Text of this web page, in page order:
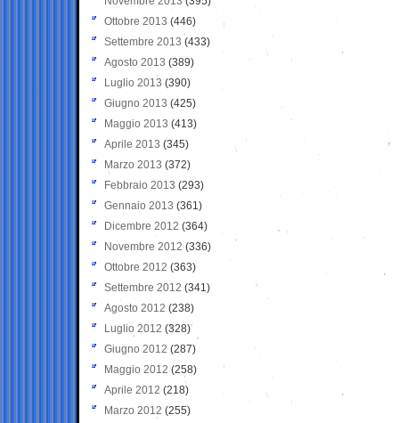
Ottobre 2013 (446)
Settembre 2013 (433)
Agosto 2013 (389)
Luglio 2013 (390)
Giugno 2013 (425)
Maggio 2013 (413)
Aprile 2013 (345)
Marzo 2013 (372)
Febbraio 2013 (293)
Gennaio 2013 (361)
Dicembre 2012 (364)
Novembre 2012 (336)
Ottobre 2012 (363)
Settembre 2012 (341)
Agosto 2012 (238)
Luglio 2012 (328)
Giugno 2012 (287)
Maggio 2012 (258)
Aprile 2012 (218)
Marzo 2012 (255)